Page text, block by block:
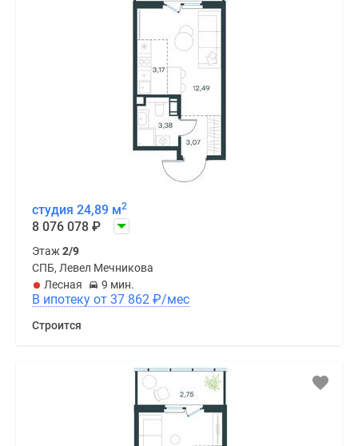
студия 24,89 м2
8 076 078 ₽
Этаж 2/9
СПБ, Левел Мечникова
Лесная
9 мин.
В ипотеку от 37 862 ₽/мес
Строится